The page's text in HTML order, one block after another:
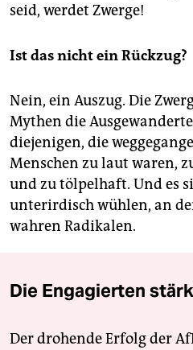
seid, werdet Zwerge!
Ist das nicht ein Rückzug?
Nein, ein Auszug. Die
Mythen die
diejenigen, die
Menschen zu laut waren,
und zu tölpelhaft. Und es
unterirdisch wühlen, an
wahren Radikalen.
Die Engagierten
Der drohende Erfolg der